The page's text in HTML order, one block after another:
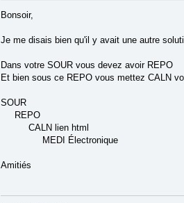
Bonsoir,
Je me disais bien qu'il y avait une autre
Dans votre SOUR vous devez avoir REPO
Et bien sous ce REPO vous mettez CALN
SOUR
REPO
CALN lien html
MEDI Électronique
Amitiés